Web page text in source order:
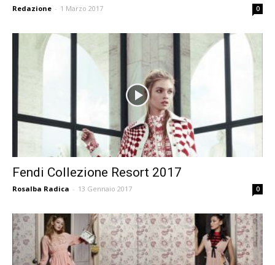
Redazione - 1 Marzo 2017 0
Fendi Collezione Resort 2017
Rosalba Radica - 13 Gennaio 2017 0